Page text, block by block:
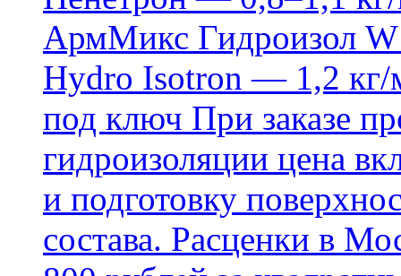
АрмМикс Гидроизол
Hydro Isotron — 1,2 кг/
под ключ При заказе
гидроизоляции цена
и подготовку
состава. Расценки в